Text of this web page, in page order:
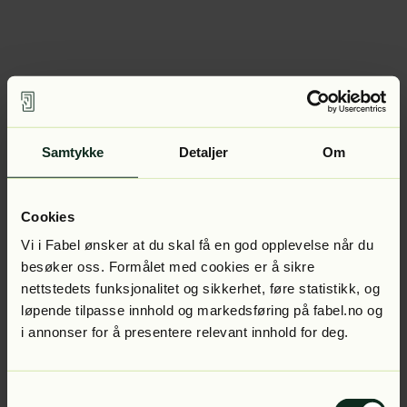
Samtykke Detaljer Om
Cookies
Vi i Fabel ønsker at du skal få en god opplevelse når du
besøker oss. Formålet med cookies er å sikre
nettstedets funksjonalitet og sikkerhet, føre statistikk, og
løpende tilpasse innhold og markedsføring på fabel.no og
i annonser for å presentere relevant innhold for deg.